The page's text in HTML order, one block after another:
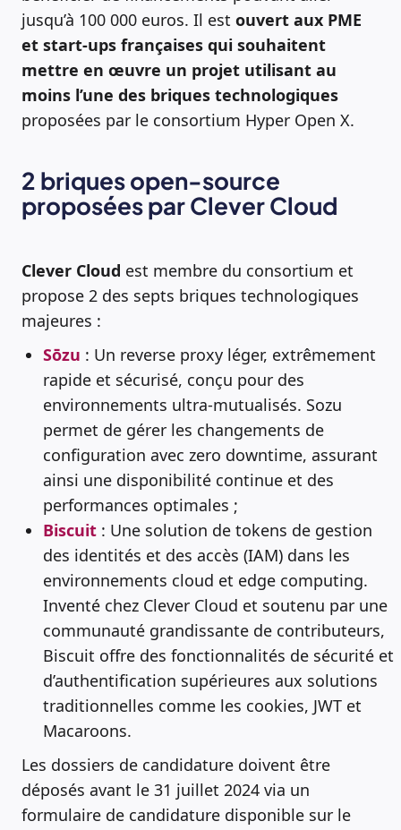
jusqu’à 100 000 euros. Il est ouvert aux PME
et start-ups françaises qui souhaitent
mettre en œuvre un projet utilisant au
moins l’une des briques technologiques
proposées par le consortium Hyper Open X.
2 briques open-source
proposées par Clever Cloud
Clever Cloud est membre du consortium et
propose 2 des septs briques technologiques
majeures :
Sōzu : Un reverse proxy léger, extrêmement
rapide et sécurisé, conçu pour des
environnements ultra-mutualisés. Sozu
permet de gérer les changements de
configuration avec zero downtime, assurant
ainsi une disponibilité continue et des
performances optimales ;
Biscuit : Une solution de tokens de gestion
des identités et des accès (IAM) dans les
environnements cloud et edge computing.
Inventé chez Clever Cloud et soutenu par une
communauté grandissante de contributeurs,
Biscuit offre des fonctionnalités de sécurité et
d’authentification supérieures aux solutions
traditionnelles comme les cookies, JWT et
Macaroons.
Les dossiers de candidature doivent être
déposés avant le 31 juillet 2024 via un
formulaire de candidature disponible sur le